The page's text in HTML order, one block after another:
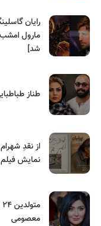
رایان
مارول
شد]
طناز
از نقدِ
نمایش
معصومی